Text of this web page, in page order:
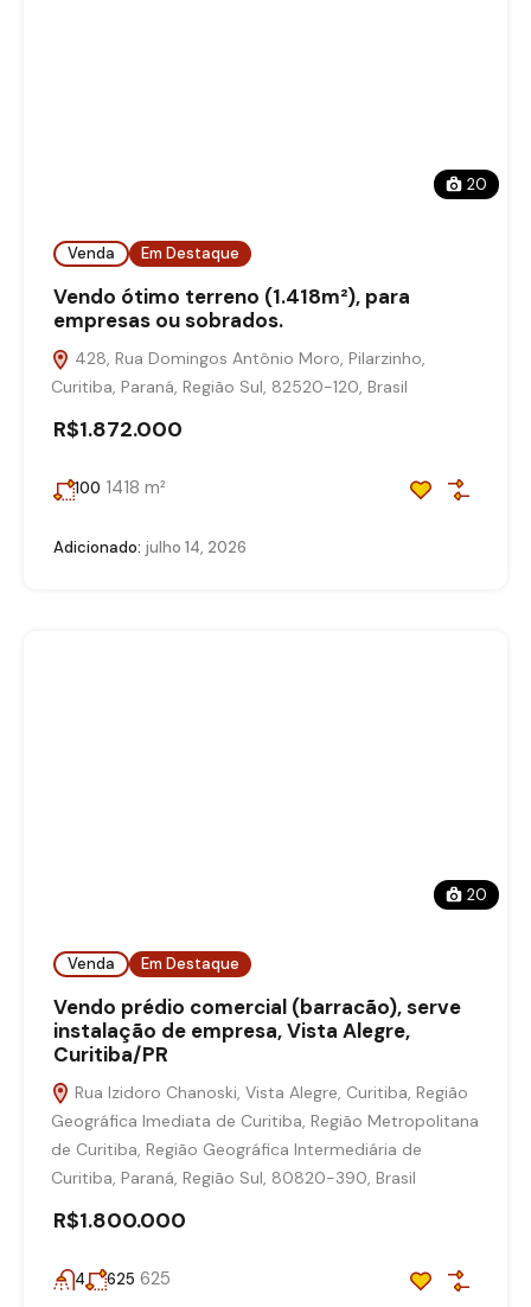
20
Venda Em Destaque
Vendo ótimo terreno (1.418m²), para
empresas ou sobrados.
428, Rua Domingos Antônio Moro, Pilarzinho,
Curitiba, Paraná, Região Sul, 82520-120, Brasil
R$1.872.000
100 1418 m²
Adicionado: julho 14, 2026
20
Venda Em Destaque
Vendo prédio comercial (barracão), serve
instalação de empresa, Vista Alegre,
Curitiba/PR
Rua Izidoro Chanoski, Vista Alegre, Curitiba, Região
Geográfica Imediata de Curitiba, Região Metropolitana
de Curitiba, Região Geográfica Intermediária de
Curitiba, Paraná, Região Sul, 80820-390, Brasil
R$1.800.000
4 625 625